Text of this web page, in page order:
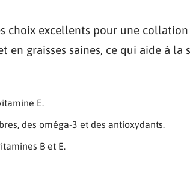
choix excellents pour une collation
en graisses saines, ce qui aide à la
E.
des oméga-3 et des antioxydants.
B et E.